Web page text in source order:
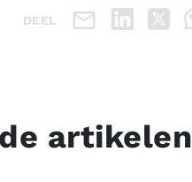
DEEL
artikelen